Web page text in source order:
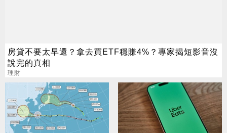
房貸不要太早還？拿去買ETF穩賺4%？專家揭短影音沒
說完的真相
理財